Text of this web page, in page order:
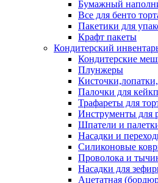
Бумажный
Все для бенто
Пакетики для
Крафт пакеты
Кондитерский
Кондитерские
Плунжеры
Палочки для
Трафареты для
Инструменты для
Шпатели и
Насадки и
Силиконовые
Проволока и
Насадки для
Ацетатная